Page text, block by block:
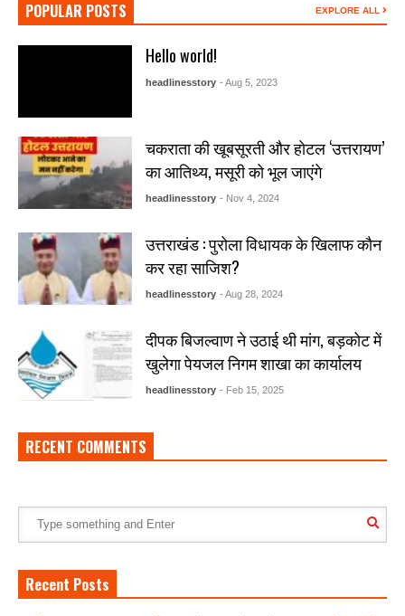
POPULAR POSTS EXPLORE ALL
Hello world!
headlinesstory - Aug 5, 2023
चकराता की खूबसूरती और होटल ‘उत्तरायण’
का आतिथ्य, मसूरी को भूल जाएंगे
headlinesstory - Nov 4, 2024
उत्तराखंड : पुरोला विधायक के खिलाफ कौन
कर रहा साजिश?
headlinesstory - Aug 28, 2024
दीपक बिजल्वाण ने उठाई थी मांग, बड़कोट में
खुलेगा पेयजल निगम शाखा का कार्यालय
headlinesstory - Feb 15, 2025
RECENT COMMENTS
Recent Posts